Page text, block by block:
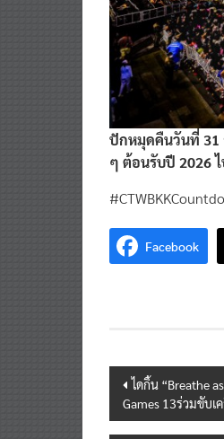
ปักหมุดคืนวันที่ 31
ๆ ต้อนรับปี 2026
Facebook
Post
navigation
ไดกิ้น “Breathe
Games 13ร่วมขับเ